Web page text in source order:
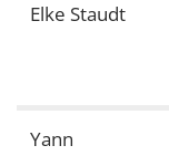
Elke Staudt
Yann